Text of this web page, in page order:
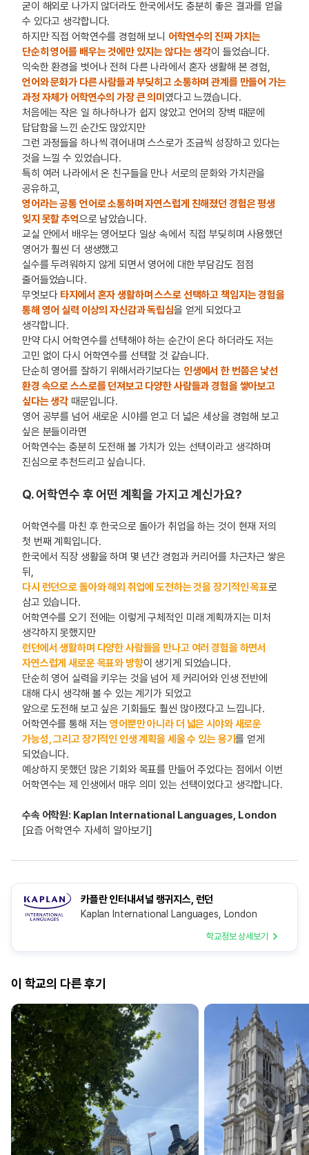
굳이 해외로 나가지 않더라도 한국에서도 충분히 좋은 결과를 얻을
수 있다고 생각합니다.
하지만 직접 어학연수를 경험해 보니 어학연수의 진짜 가치는
단순히 영어를 배우는 것에만 있지는 않다는 생각이 들었습니다.
익숙한 환경을 벗어나 전혀 다른 나라에서 혼자 생활해 본 경험,
언어와 문화가 다른 사람들과 부딪히고 소통하며 관계를 만들어 가는
과정 자체가 어학연수의 가장 큰 의미 였다고 느꼈습니다.
처음에는 작은 일 하나하나가 쉽지 않았고 언어의 장벽 때문에
답답함을 느낀 순간도 많았지만
그런 과정들을 하나씩 겪어내며 스스로가 조금씩 성장하고 있다는
것을 느낄 수 있었습니다.
특히 여러 나라에서 온 친구들을 만나 서로의 문화와 가치관을
공유하고,
영어라는 공통 언어로 소통하며 자연스럽게 친해졌던 경험은 평생
잊지 못할 추억으로 남았습니다.
교실 안에서 배우는 영어보다 일상 속에서 직접 부딪히며 사용했던
영어가 훨씬 더 생생했고
실수를 두려워하지 않게 되면서 영어에 대한 부담감도 점점
줄어들었습니다.
무엇보다 타지에서 혼자 생활하며 스스로 선택하고 책임지는 경험을
통해 영어 실력 이상의 자신감과 독립심을 얻게 되었다고
생각합니다.
만약 다시 어학연수를 선택해야 하는 순간이 온다 하더라도 저는
고민 없이 다시 어학연수를 선택할 것 같습니다.
단순히 영어를 잘하기 위해서라기보다는 인생에서 한 번쯤은 낯선
환경 속으로 스스로를 던져보고 다양한 사람들과 경험을 쌓아보고
싶다는 생각 때문입니다.
영어 공부를 넘어 새로운 시야를 얻고 더 넓은 세상을 경험해 보고
싶은 분들이라면
어학연수는 충분히 도전해 볼 가치가 있는 선택이라고 생각하며
진심으로 추천드리고 싶습니다.
Q. 어학연수 후 어떤 계획을 가지고 계신가요?
어학연수를 마친 후 한국으로 돌아가 취업을 하는 것이 현재 저의
첫 번째 계획입니다.
한국에서 직장 생활을 하며 몇 년간 경험과 커리어를 차근차근 쌓은
뒤,
다시 런던으로 돌아와 해외 취업에 도전하는 것을 장기적인 목표로
삼고 있습니다.
어학연수를 오기 전에는 이렇게 구체적인 미래 계획까지는 미처
생각하지 못했지만
런던에서 생활하며 다양한 사람들을 만나고 여러 경험을 하면서
자연스럽게 새로운 목표와 방향이 생기게 되었습니다.
단순히 영어 실력을 키우는 것을 넘어 제 커리어와 인생 전반에
대해 다시 생각해 볼 수 있는 계기가 되었고
앞으로 도전해 보고 싶은 기회들도 훨씬 많아졌다고 느낍니다.
어학연수를 통해 저는영어뿐만 아니라 더 넓은 시야와 새로운
가능성, 그리고 장기적인 인생 계획을 세울 수 있는 용기를 얻게
되었습니다.
예상하지 못했던 많은 기회와 목표를 만들어 주었다는 점에서 이번
어학연수는 제 인생에서 매우 의미 있는 선택이었다고 생각합니다.
수속 어학원: Kaplan International Languages, London
[요즘 어학연수 자세히 알아보기]
카플란 인터내셔널 랭귀지스, 런던
Kaplan International Languages, London
학교정보 상세보기
이 학교의 다른 후기